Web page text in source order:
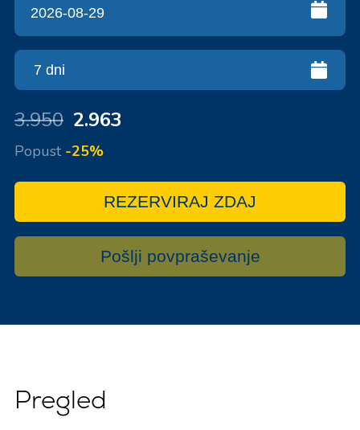
3.950 2.963
Popust -25%
REZERVIRAJ ZDAJ
Pošlji povpraševanje
Pregled